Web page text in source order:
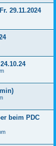
29.11.2024
beim PDC